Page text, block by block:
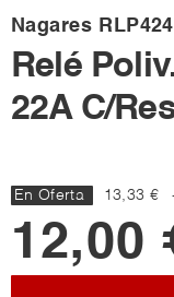
Nagares
Relé
22A C/
En Oferta 13,33 €
12,00